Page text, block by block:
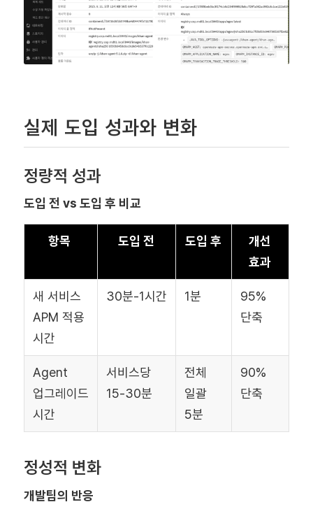
실제 도입 성과와 변화
정량적 성과
도입 전 vs 도입 후 비교
항목 도입 전 도입 후
개선
효과
새 서비스
APM 적용
시간
30분-1시간 1분
95%
단축
Agent
업그레이드
시간
서비스당
15-30분
전체
일괄
5분
90%
단축
정성적 변화
개발팀의 반응